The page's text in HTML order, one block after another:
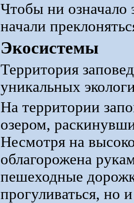
Чтобы ни означало
начали
Экосистемы
Территория
уникальных
На территории
озером,
Несмотря на
облагорожена
пешеходные
прогуливаться, но